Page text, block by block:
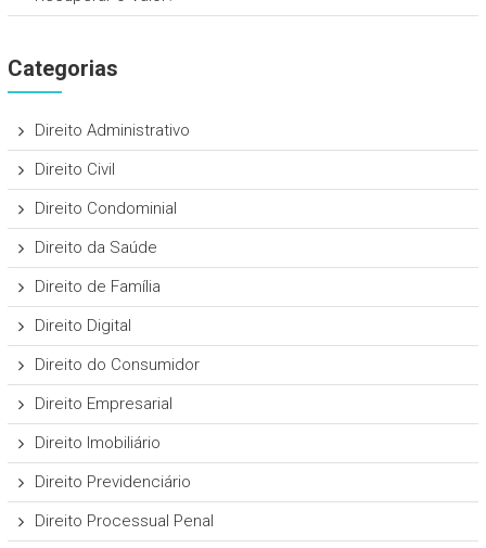
Categorias
Direito Administrativo
Direito Civil
Direito Condominial
Direito da Saúde
Direito de Família
Direito Digital
Direito do Consumidor
Direito Empresarial
Direito Imobiliário
Direito Previdenciário
Direito Processual Penal